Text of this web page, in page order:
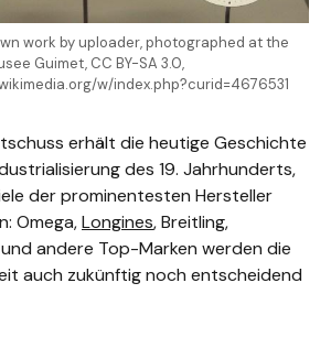
work by uploader, photographed at the
Guimet, CC BY-SA 3.0,
w/index.php?curid=4676531
erhält die heutige Geschichte
des 19. Jahrhunderts,
der prominentesten Hersteller
Omega,Longines, Breitling,
und andere Top-Marken werden die
auch zukünftig noch entscheidend